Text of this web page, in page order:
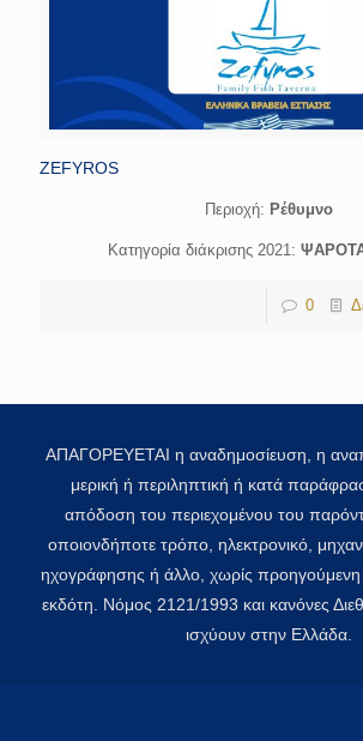
ZEFYROS
Περιοχή: Ρέθυμνο
Κατηγορία διάκρισης 2021:
0
ΑΠΑΓΟΡΕΥΕΤΑΙ η αναδημοσίευση, η
μερική ή περιληπτική ή κατά
απόδοση του περιεχομένου του
οποιονδήποτε τρόπο, ηλεκτρονικό,
ηχογράφησης ή άλλο, χωρίς προηγούμενη
εκδότη. Νόμος 2121/1993 και κανόνες
ισχύουν στην Ελλάδα.